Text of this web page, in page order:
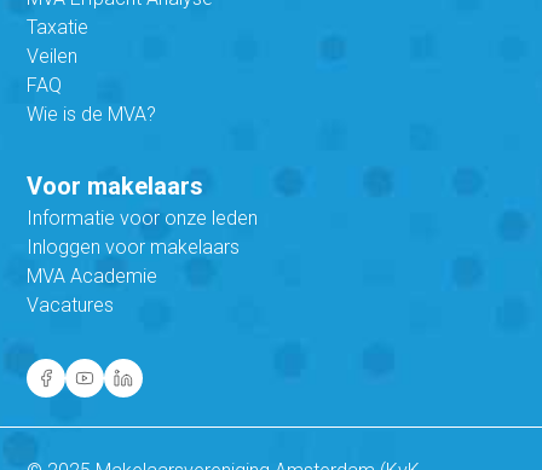
Taxatie
Veilen
FAQ
Wie is de MVA?
Voor makelaars
Informatie voor onze leden
Inloggen voor makelaars
MVA Academie
Vacatures